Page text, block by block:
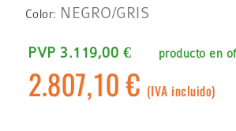
Color: NEGRO/GRIS
PVP 3.119,00 € producto en
2.807,10 € (IVA incluido)